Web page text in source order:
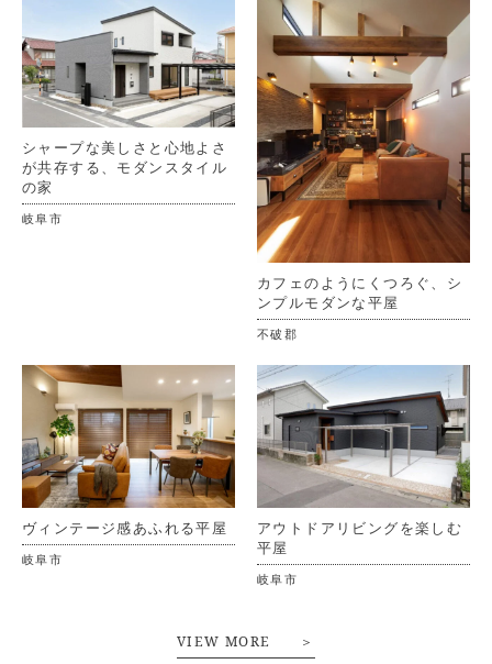
シャープな美しさと心地よさ
が共存する、モダンスタイル
の家
岐阜市
カフェのようにくつろぐ、シ
ンプルモダンな平屋
不破郡
ヴィンテージ感あふれる平屋
岐阜市
アウトドアリビングを楽しむ
平屋
岐阜市
VIEW MORE ＞